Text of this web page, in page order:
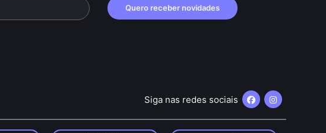
Quero receber novidades
Siga nas redes sociais